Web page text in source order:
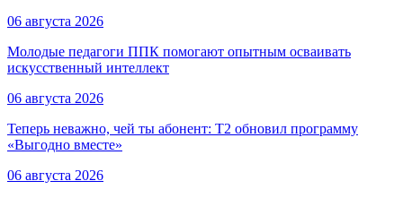
06 августа 2026
Молодые педагоги ППК помогают опытным осваивать
искусственный интеллект
06 августа 2026
Теперь неважно, чей ты абонент: T2 обновил программу
«Выгодно вместе»
06 августа 2026